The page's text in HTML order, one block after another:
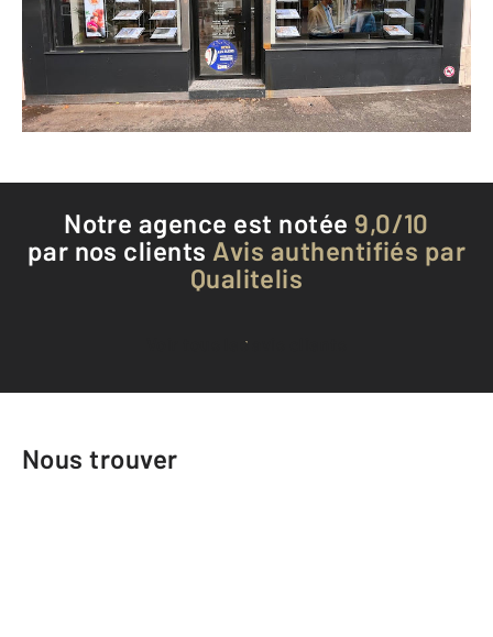
Envoyer un message
Téléphoner à l'agence
Notre agence est notée 9,0/10
par nos clients Avis authentifiés par
Qualitelis
Voir tous les avis clients
Nous trouver